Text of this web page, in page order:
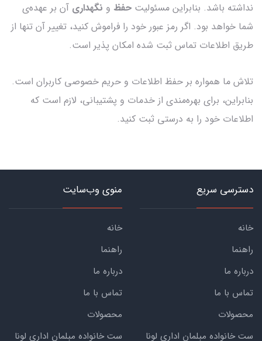
نداشته باشد. بنابراین مسئولیت حفظ و نگهداری آن بر عهده‌ی
شما خواهد بود. اگر رمز عبور خود را فراموش کنید، تغییر آن تنها از
طریق اطلاعات تماس ثبت شده امکان پذیر است.
تلاش ما همواره بر حفظ اطلاعات و حریم خصوصی کاربران است.
بنابراین، برای بهره‌مندی از خدمات و پشتیبانی، لازم است که
اطلاعات خود را به درستی ثبت کنید.
دسترسی سریع
خانه
راهنما
درباره ما
تماس با ما
محصولات
ست خانواده مبلمان اداری لونا
منوی وب‌سایت
خانه
راهنما
درباره ما
تماس با ما
محصولات
ست خانواده مبلمان اداری لونا